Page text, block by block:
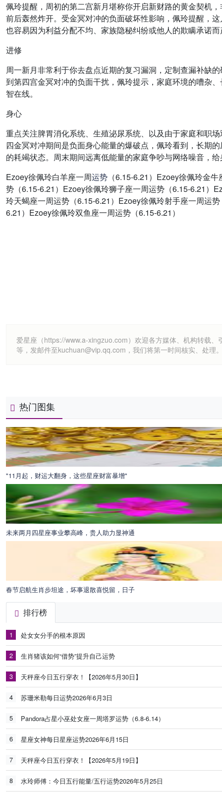
佩玲提醒，周初的第二宫新月堪称你开启新财路的黄金契机
前后轰然炸开。受金冥对冲的负面破坏性影响，佩玲提醒，
也容易因为利益分配不均、家族隐秘纠纷或他人的欺瞒承诺
进修
周一新月非常利于你去盘点近期的复习漏洞，定制查漏补缺
到第四宫金冥对冲的负面干扰，佩玲提示，家庭环境的嘈杂
智在线。
身心
重点关注脾胃消化系统、生殖泌尿系统、以及由于家庭和职
四金冥对冲期间是负面身心能量的爆破点，佩玲看到，长期
的耗竭状态。周末期间远离低能量的家庭争吵与网络噪音，
Ezoey徐佩玲白羊座一周运势 （6.15-6.21）Ezoey徐佩玲金
势（6.15-6.21）Ezoey徐佩玲狮子座一周运势（6.15-6.21）
玲天蝎座一周运势（6.15-6.21）Ezoey徐佩玲射手座一周运
6.21）Ezoey徐佩玲双鱼座一周运势（6.15-6.21）
爱星座（https://www.a-xingzuo.com）欢迎各方媒体、机构转载
等，发邮件至kuchuan@vip.qq.com，我们将第一时间核实、处理
热门图集
"11月起，财运大翻身，这些星座财富暴增"
未来两月四星座事业攀高峰，贵人助力显神通
春节启航生肖步坦途，坏事退散喜悦留，日子
排行榜
1 处女女分手的根本原因
2 生肖猪该如何“借势”提升自己运势
3 天秤座今日五行穿衣！【2026年5月30日】
4 苏珊米勒每日运势2026年6月3日
5 Pandora占星小巫处女座一周塔罗运势（6.8-6.14）
6 星座女神每日星座运势2026年6月15日
7 天秤座今日五行穿衣！【2026年5月19日】
8 水玲师傅：今日五行能量/五行运势2026年5月25日